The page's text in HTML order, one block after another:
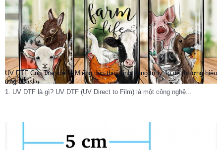
UV DTF Cup Transfer – Miếng dán thuỷ tinh trang trí ly, lọ dễ thương hiệu
ứng 3D
1. UV DTF là gì? UV DTF (UV Direct to Film) là một công nghệ...